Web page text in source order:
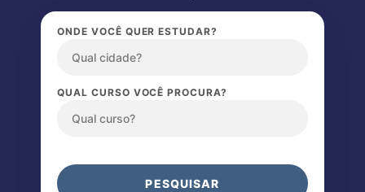
ONDE VOCÊ QUER ESTUDAR?
QUAL CURSO VOCÊ PROCURA?
PESQUISAR